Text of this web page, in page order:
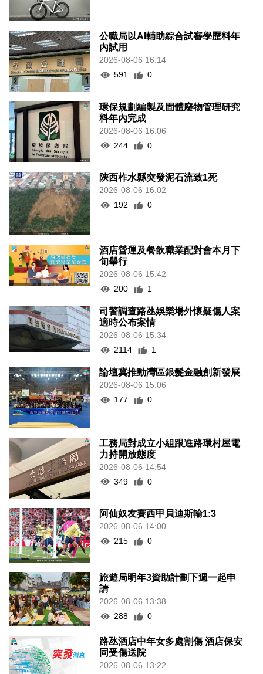
公職局以AI輔助綜合試審學歷料年
內試用
2026-08-06 16:14
591
0
環保規劃編製及固體廢物管理研究
料年內完成
2026-08-06 16:06
244
0
陝西柞水縣突發泥石流致1死
2026-08-06 16:02
192
0
酒店營運及餐飲職業配對會本月下
旬舉行
2026-08-06 15:42
200
1
司警調查路氹娛樂場外懷疑傷人案
適時公布案情
2026-08-06 15:34
2114
1
論壇冀推動灣區銀髮金融創新發展
2026-08-06 15:06
177
0
工務局對成立小組跟進路環村屋電
力持開放態度
2026-08-06 14:54
349
0
阿仙奴友賽西甲貝迪斯輸1:3
2026-08-06 14:00
215
0
旅遊局明年3資助計劃下週一起申
請
2026-08-06 13:38
288
0
路氹酒店中年女多處割傷 酒店保安
同受傷送院
2026-08-06 13:22